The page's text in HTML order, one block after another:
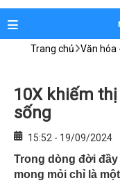
Trang chủ Văn hóa
10X khiếm
sống
15:52 - 19/09/2024
Trong dòng đời
mong mỏi chỉ là